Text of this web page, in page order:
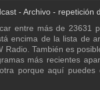
- Archivo - repetición
entre más de 23631
encima de la lista de
Radio. También es
más recientes
porque aquí puedes